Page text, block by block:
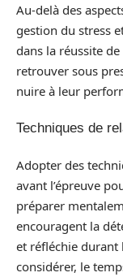
Au-delà des
gestion du stress
dans la réussite
retrouver sous
nuire à leur
Techniques de
Adopter des
avant l’épreuve
préparer
encouragent la
et réfléchie durant
considérer, le